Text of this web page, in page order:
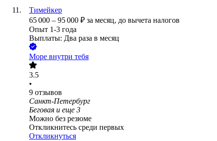
Тимейкер
65 000 – 95 000 ₽ за месяц, до вычета налогов
Опыт 1-3 года
Выплаты: Два раза в месяц
Море внутри тебя
3.5
•
9 отзывов
Санкт-Петербург
Беговая и еще 3
Можно без резюме
Откликнитесь среди первых
Откликнуться